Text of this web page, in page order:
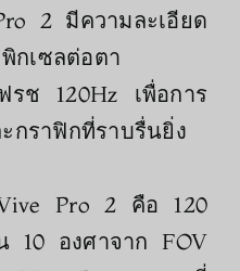
2 มีความละเอียด
กเซลต่อตา
รช 120Hz เพื่อการ
กราฟิกที่ราบรื่นยิ่ง
Pro 2 คือ 120
10 องศาจาก FOV